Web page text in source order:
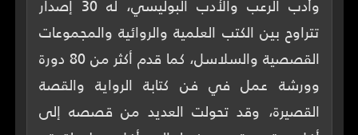
تتراوح بين الكتب العلمية والروائية والمجموعات
القصصية والسلاسل، كما قدم أكثر من 80 دورة
وورشة عمل في فن كتابة الرواية والقصة
القصيرة، وقد تحولت العديد من قصصه إلى